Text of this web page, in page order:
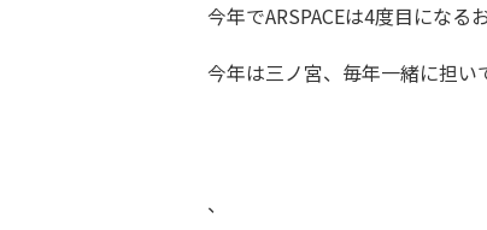
今年でARSPACEは4度目になる
今年は三ノ宮、毎年一緒に担
、